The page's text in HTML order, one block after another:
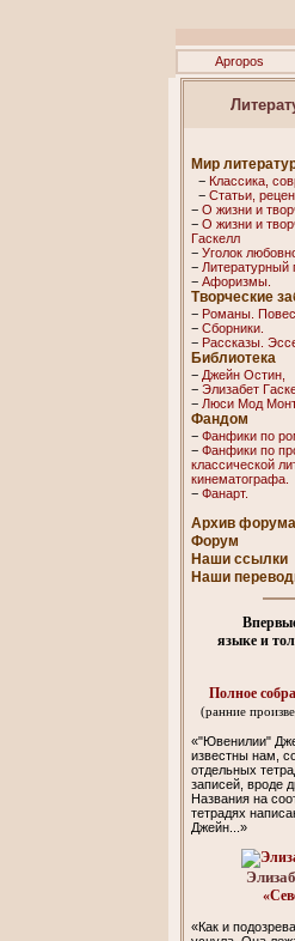
Apropos
Мир
− Классика,
−Статьи,
−О жизни и
−О жизни и
Гaскелл
−Уголок
− Литературный
−Афоризмы.
Творческие
− Романы.
−Сборники.
− Рассказы.
Библиотека
− Джейн Остин,
−Элизабет
− Люси Мод
Фандом
−Фанфики по
−Фанфики по
классической
кинематографа.
−Фанарт.
Архив форума
Форум
Наши ссылки
Наши
языке и
Полное
(ранние
«"Ювенилии"
известны нам,
отдельных
записей, вроде
Названия на
тетрадях
Джейн...»
«Как и